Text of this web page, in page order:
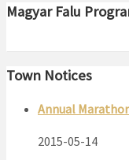
Magyar Falu
Town Notices
Annual
2015-05-14